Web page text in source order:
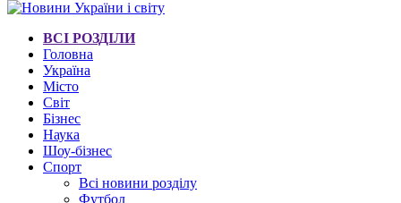
ВСІ РОЗДІЛИ
Головна
Україна
Місто
Світ
Бізнес
Наука
Шоу-бізнес
Спорт
Всі новини розділу
Футбол